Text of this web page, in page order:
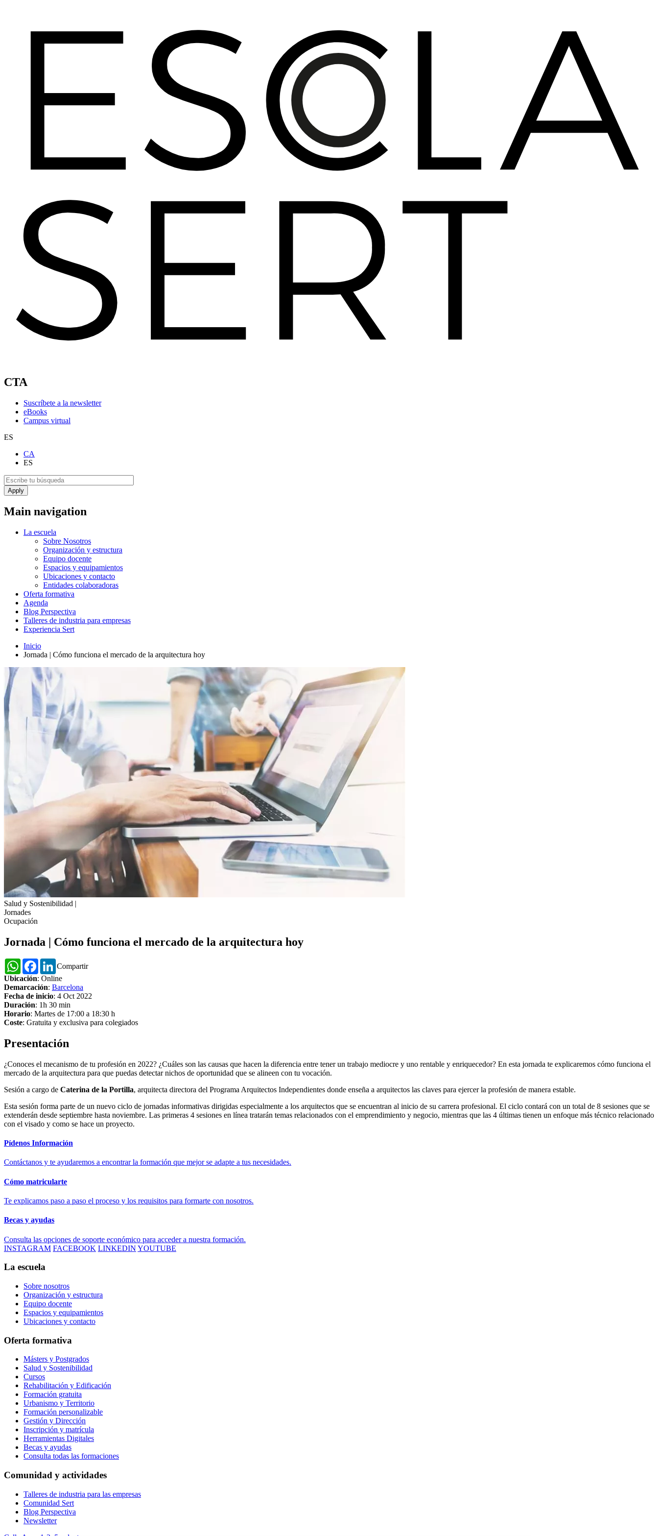
CTA
Suscríbete a la newsletter
eBooks
Campus virtual
ES
CA
ES
Main navigation
La escuela
Sobre Nosotros
Organización y estructura
Equipo docente
Espacios y equipamientos
Ubicaciones y contacto
Entidades colaboradoras
Oferta formativa
Agenda
Blog Perspectiva
Talleres de industria para empresas
Experiencia Sert
Inicio
Jornada | Cómo funciona el mercado de la arquitectura hoy
Salud y Sostenibilidad |
Jornades
Ocupación
Jornada | Cómo funciona el mercado de la arquitectura hoy
Compartir
WhatsAppFacebookLinkedIn
Ubicación: Online
Demarcación: Barcelona
Fecha de inicio: 4 Oct 2022
Duración: 1h 30 min
Horario: Martes de 17:00 a 18:30 h
Coste: Gratuita y exclusiva para colegiados
Presentación
¿Conoces el mecanismo de tu profesión en 2022? ¿Cuáles son las causas que hacen la diferencia entre tener un trabajo mediocre y uno rentable y enriquecedor? En esta jornada te explicaremos cómo funciona el
mercado de la arquitectura para que puedas detectar nichos de oportunidad que se alineen con tu vocación.
Sesión a cargo de Caterina de la Portilla, arquitecta directora del Programa Arquitectos Independientes donde enseña a arquitectos las claves para ejercer la profesión de manera estable.
Esta sesión forma parte de un nuevo ciclo de jornadas informativas dirigidas especialmente a los arquitectos que se encuentran al inicio de su carrera profesional. El ciclo contará con un total de 8 sesiones que se
extenderán desde septiembre hasta noviembre. Las primeras 4 sesiones en línea tratarán temas relacionados con el emprendimiento y negocio, mientras que las 4 últimas tienen un enfoque más técnico relacionado
con el visado y como se hace un proyecto.
Pídenos Información
Contáctanos y te ayudaremos a encontrar la formación que mejor se adapte a tus necesidades.
Cómo matricularte
Te explicamos paso a paso el proceso y los requisitos para formarte con nosotros.
Becas y ayudas
Consulta las opciones de soporte económico para acceder a nuestra formación.
INSTAGRAM FACEBOOK LINKEDIN YOUTUBE
La escuela
Sobre nosotros
Organización y estructura
Equipo docente
Espacios y equipamientos
Ubicaciones y contacto
Oferta formativa
Másters y Postgrados
Salud y Sostenibilidad
Cursos
Rehabilitación y Edificación
Formación gratuita
Urbanismo y Territorio
Formación personalizable
Gestión y Dirección
Inscripción y matrícula
Herramientas Digitales
Becas y ayudas
Consulta todas las formaciones
Comunidad y actividades
Talleres de industria para las empresas
Comunidad Sert
Blog Perspectiva
Newsletter